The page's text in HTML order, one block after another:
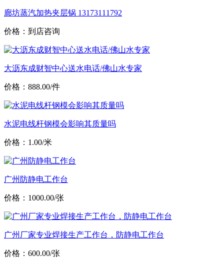
廊坊蒸汽加热夹层锅 13173111792
价格：到店咨询
大沥东成财智中心送水电话/佛山水专家
价格：888.00/件
水泥电线杆钢模会影响其质量吗
价格：1.00/米
广州防静电工作台
价格：1000.00/张
广州厂家专业焊接生产工作台，防静电工作台
价格：600.00/张